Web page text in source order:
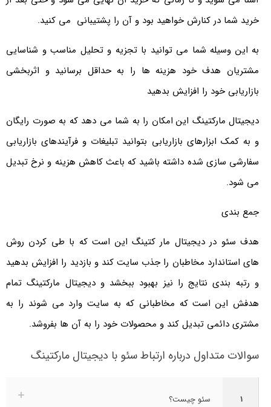
خرید شما در کنارش خواهید بود و آن را پشتیبانی می کنید.
به این وسیله شما می توانید با تجزیه و تحلیل مناسب و شناسایی
مشتریان هدف خود هزینه ها را به حداقل برسانید و اثربخشی
بازاریابی خود را افزایش بدهید
دیجیتال مارکتینگ این امکان را به شما می دهد که به صورت رایگان
و به کمک ابزارهای بازاریابی بتوانید تبلیغات و فرآیندهای بازاریابی
سفارشی سازی شده داشته باشید که باعث کاهش هزینه و نرخ تبدیل
می شود.
جمع بندی
هدف سئو در دیجیتال مار کتینگ این است که با طی کردن روش
های استاندارد مخاطبان را جذب سایت کند و بازدید را افزایش بدهید
و رتبه بندی نتایج را نیز بهبود ببخشد و دیجیتال مارکتینگ تمام
هدفش این است که مخاطبانی که به سایت وارد می شوند را به
مشتری دائمی تبدیل کند و محصولات خود را به آن ها بفروشد.
سوالات متداول درباره ارتباط سئو با دیجیتال مارکتینگ
سئو چیست؟